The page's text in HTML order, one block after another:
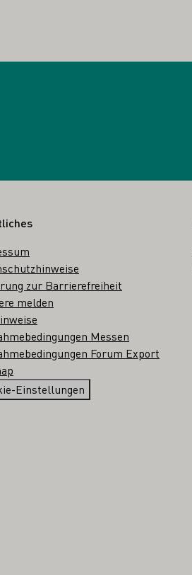
zur Barrierefreiheit
melden
Messen
Forum Export
Einstellungen